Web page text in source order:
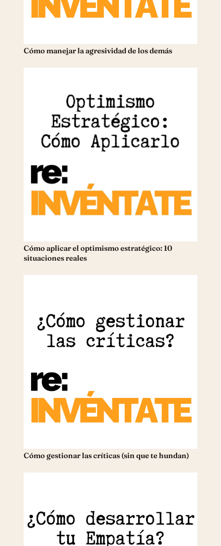
Cómo manejar la agresividad de los demás
Cómo aplicar el optimismo estratégico: 10
situaciones reales
Cómo gestionar las críticas (sin que te hundan)